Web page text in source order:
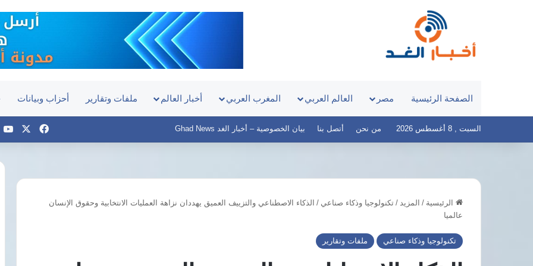
الصفحة الرئيسية مصر العالم العربي المغرب العربي أخبار العالم ملفات وتقارير أحزاب وبيانات
السبت , 8 أغسطس 2026 من نحن أتصل بنا بيان الخصوصية – أخبار الغد Ghad News فيسبوك
الرئيسية / المزيد / تكنولوجيا وذكاء صناعي / الذكاء الاصطناعي والتزييف العميق يهددان نزاهة العمليات الانتخابية وحقوق الإنسان
عالميا
تكنولوجيا وذكاء صناعي ملفات وتقارير
لحزب